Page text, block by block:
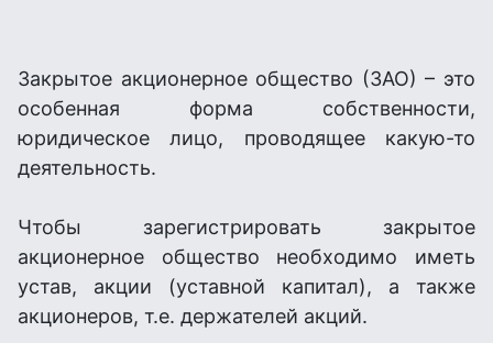
Закрытое акционерное общество (ЗАО) – это
особенная форма собственности,
юридическое лицо, проводящее какую-то
деятельность.
Чтобы зарегистрировать закрытое
акционерное общество необходимо иметь
устав, акции (уставной капитал), а также
акционеров, т.е. держателей акций.